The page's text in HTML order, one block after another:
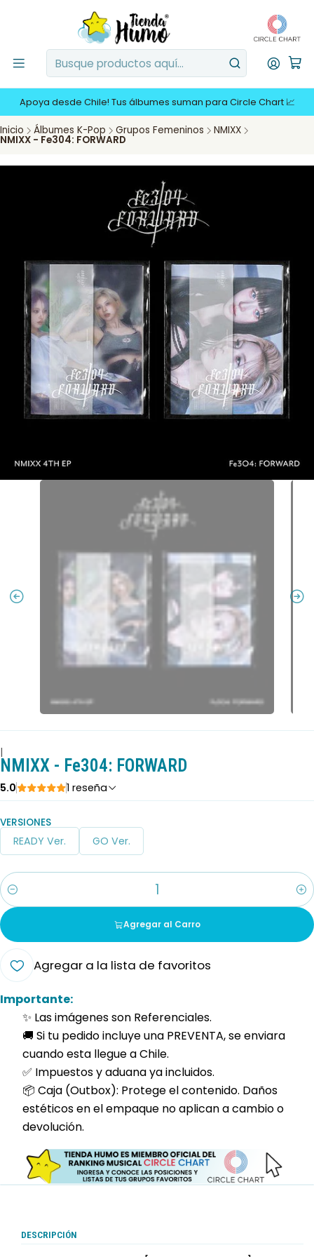
Apoya desde Chile! Tus álbumes suman para Circle Chart 📈
Inicio Álbumes K-Pop Grupos Femeninos NMIXX
NMIXX - Fe304: FORWARD
|
NMIXX - Fe304: FORWARD
5.0 1 reseña
VERSIONES
READY Ver. GO Ver.
Cantidad
Agregar al Carro
Agregar a la lista de favoritos
Importante:
✨ Las imágenes son Referenciales.
🚚 Si tu pedido incluye una PREVENTA, se enviara
cuando esta llegue a Chile.
✅ Impuestos y aduana ya incluidos.
📦 Caja (Outbox): Protege el contenido. Daños
estéticos en el empaque no aplican a cambio o
devolución.
DESCRIPCIÓN